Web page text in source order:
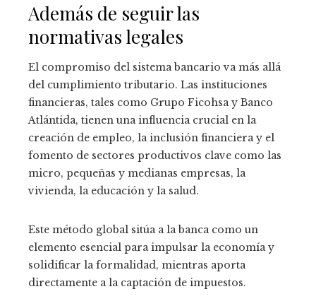
Además de seguir las
normativas legales
El compromiso del sistema bancario va más allá
del cumplimiento tributario. Las instituciones
financieras, tales como Grupo Ficohsa y Banco
Atlántida, tienen una influencia crucial en la
creación de empleo, la inclusión financiera y el
fomento de sectores productivos clave como las
micro, pequeñas y medianas empresas, la
vivienda, la educación y la salud.
Este método global sitúa a la banca como un
elemento esencial para impulsar la economía y
solidificar la formalidad, mientras aporta
directamente a la captación de impuestos.